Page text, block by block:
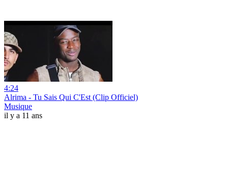
4:24
Alrima - Tu Sais Qui C'Est (Clip Officiel)
Musique
il y a 11 ans